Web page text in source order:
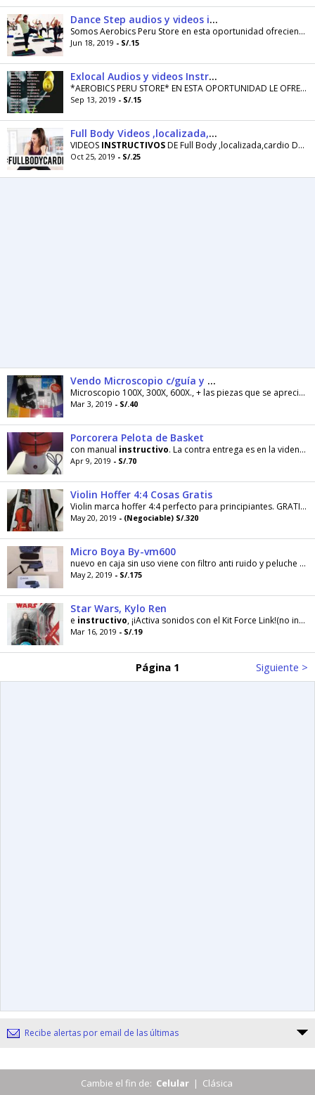
Dance Step audios y videos instructivos
Somos Aerobics Peru Store en esta oportunidad ofreciendo todos los audios y videos de Dance Step 15 soles la unidad
Jun 18, 2019 - S/.15
Exlocal Audios y videos Instructivos igual que en el gimnasio
*AEROBICS PERU STORE* EN ESTA OPORTUNIDAD LE OFRECE SU REPERTORIO EN EL PROGRAMA EXLOCAL TANTO EN CDS DE AUDIO COMO DVD DE VIDEO AMBOS POR SEPARADO...
Sep 13, 2019 - S/.15
Full Body Videos ,localizada,cardio, Video Instructivo
VIDEOS INSTRUCTIVOSDE Full Body ,localizada,cardio DESCRIPCIÓN: 27 vídeos de mas de 30 minutos
Oct 25, 2019 - S/.25
Vendo Microscopio c/guía y accesorios
Microscopio 100X, 300X, 600X., + las piezas que se aprecian en la figura + una guía
Mar 3, 2019 - S/.40
Porcorera Pelota de Basket
con manual instructivo. La contra entrega es en la videna de San Luis. Mis datos están en la última foto.
Apr 9, 2019 - S/.70
Violin Hoffer 4:4 Cosas Gratis
Violin marca hoffer 4:4 perfecto para principiantes. GRATIS: video
May 20, 2019 - (Negociable) S/.320
Micro Boya By-vm600
nuevo en caja sin uso viene con filtro anti ruido y peluche anti viento
May 2, 2019 - S/.175
Star Wars, Kylo Ren
e instructivo, ¡iActiva sonidos con el Kit Force Link!(no incluye),contacto:whasap o llamar al 997475270.
Mar 16, 2019 - S/.19
Página 1 Siguiente >
Recibe alertas por email de las últimas
Cambie el fin de: Celular | Clásica